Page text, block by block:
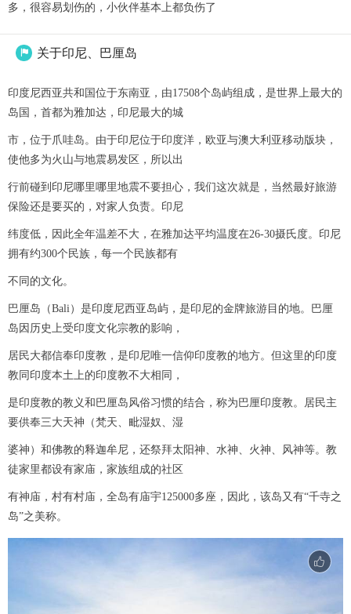
多，很容易划伤的，小伙伴基本上都负伤了
 关于印尼、巴厘岛
印度尼西亚共和国位于东南亚，由17508个岛屿组成，是世界上最大的
岛国，首都为雅加达，印尼最大的城
市，位于爪哇岛。由于印尼位于印度洋，欧亚与澳大利亚移动版块，
使他多为火山与地震易发区，所以出
行前碰到印尼哪里哪里地震不要担心，我们这次就是，当然最好旅游
保险还是要买的，对家人负责。印尼
纬度低，因此全年温差不大，在雅加达平均温度在26-30摄氏度。印尼
拥有约300个民族，每一个民族都有
不同的文化。
巴厘岛（Bali）是印度尼西亚岛屿，是印尼的金牌旅游目的地。巴厘
岛因历史上受印度文化宗教的影响，
居民大都信奉印度教，是印尼唯一信仰印度教的地方。但这里的印度
教同印度本土上的印度教不大相同，
是印度教的教义和巴厘岛风俗习惯的结合，称为巴厘印度教。居民主
要供奉三大天神（梵天、毗湿奴、湿
婆神）和佛教的释迦牟尼，还祭拜太阳神、水神、火神、风神等。教
徒家里都设有家庙，家族组成的社区
有神庙，村有村庙，全岛有庙宇125000多座，因此，该岛又有“千寺之
岛”之美称。